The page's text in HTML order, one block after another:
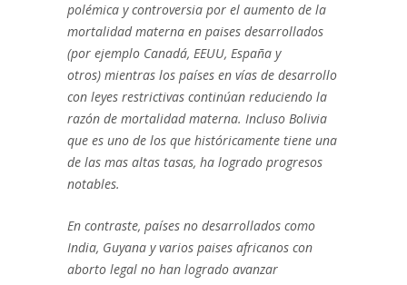
polémica y controversia por el aumento de la
mortalidad materna en paises desarrollados
(por ejemplo Canadá, EEUU, España y
otros) mientras los países en vías de desarrollo
con leyes restrictivas continúan reduciendo la
razón de mortalidad materna. Incluso Bolivia
que es uno de los que históricamente tiene una
de las mas altas tasas, ha logrado progresos
notables.
En contraste, países no desarrollados como
India, Guyana y varios paises africanos con
aborto legal no han logrado avanzar